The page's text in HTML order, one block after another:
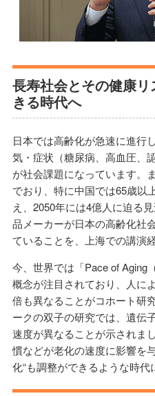
長寿社会とその健康
きる時代へ
日本では高齢化が急速に進行
気・症状（糖尿病、高血圧、
が社会課題になっています。
でおり、特に中国では65歳以
え、2050年には4億人に迫る
品メーカーが日本の高齢化社
ていることを、上海での講演
今、世界では「Pace of Aging
概念が注目されており、人に
倍も異なることがコホート研
ークの双子の研究では、遺伝
速度が異なることが示されま
慣などが老化の速度に影響を
化“も調整ができるような時代